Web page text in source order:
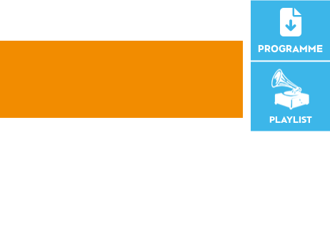
PROGRAMME
PLAYLIST